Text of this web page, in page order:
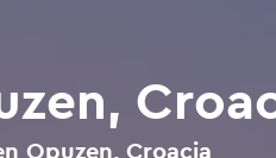
Opuzen, Croacia